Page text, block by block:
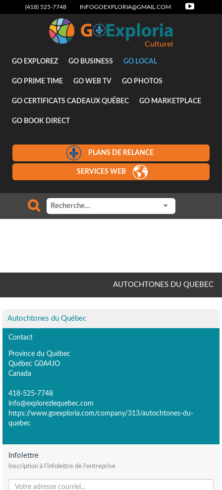
(418) 525-7748 INFOGOEXPLORIA@GMAIL.COM
Culturel
GO EXPLOREZ GO BUSINESS GO LOCAL
GO PRIME TIME GO WEB TV GO PHOTOS
GO CERTIFICATS CADEAUX QUÉBEC GO MARKETPLACE
GO BOOK DIRECT
PLANS DE RELANCE
SERVICES WEB
AUTOCHTONES DU QUEBEC
Autochtones du Québec
Contact
Province du Québec
Québec G0A4JO
Canada
418-525-7748
info@explorezlequebec.com
https://www.goexploria.com/company/313/autochtones-du-
quebec
Infolettre
Inscription à l'infolettre de l'entreprise